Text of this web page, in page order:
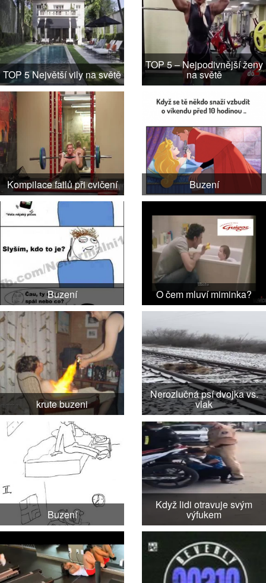
TOP 5 Největší vily na světě
TOP 5 – Nejpodivnější ženy
na světě
Kompilace failů při cvičení Buzení
Buzení O čem mluví miminka?
krute buzeni
Nerozlučná psí dvojka vs.
vlak
Buzení
Když lidi otravuje svým
výfukem